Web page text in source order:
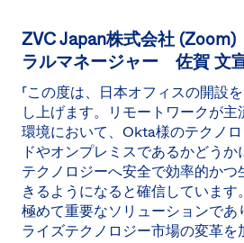
ZVC Japan株式会社
ラルマネージャー 佐賀 文
「この度は、日本オフィスの開設
し上げます。リモートワークが
環境において、Okta様のテクノ
ドやオンプレミスであるかどう
テクノロジーへ安全で効率的か
きるようになると確信していま
極めて重要なソリューションで
ライズテクノロジー市場の変革を